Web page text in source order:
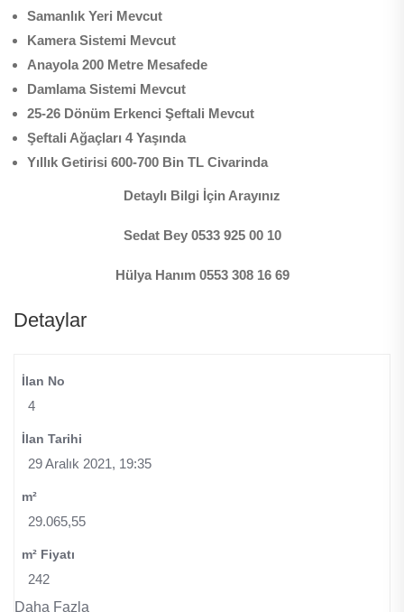
Samanlık Yeri Mevcut
Kamera Sistemi Mevcut
Anayola 200 Metre Mesafede
Damlama Sistemi Mevcut
25-26 Dönüm Erkenci Şeftali Mevcut
Şeftali Ağaçları 4 Yaşında
Yıllık Getirisi 600-700 Bin TL Civarinda
Detaylı Bilgi İçin Arayınız
Sedat Bey 0533 925 00 10
Hülya Hanım 0553 308 16 69
Detaylar
İlan No
4
İlan Tarihi
29 Aralık 2021, 19:35
m²
29.065,55
m² Fiyatı
242
Daha Fazla